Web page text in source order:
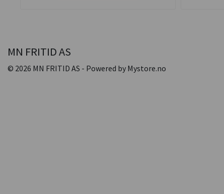
MN FRITID AS
© 2026 MN FRITID AS - Powered by Mystore.no